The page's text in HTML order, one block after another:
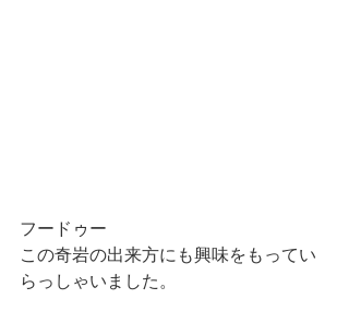
フードゥー
この奇岩の出来方にも興味をもってい
らっしゃいました。